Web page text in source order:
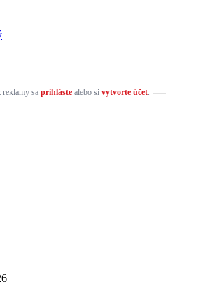
reklamy sa prihlástealebo si vytvorte účet.